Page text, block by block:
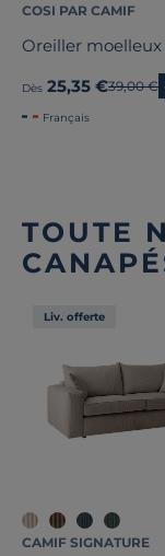
COSI PAR CAMIF
Oreiller
Dès 25,35 €Ancien
39,00 €
Français
TOUTE
Liv. offerte
CAMIF SIGNATURE